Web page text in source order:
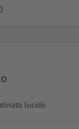
lucido